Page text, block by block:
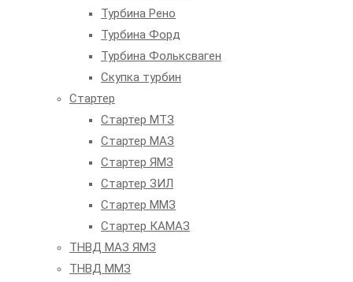
Турбина Рено
Турбина Форд
Турбина Фольксваген
Скупка турбин
Стартер
Стартер МТЗ
Стартер МАЗ
Стартер ЯМЗ
Стартер ЗИЛ
Стартер ММЗ
Стартер КАМАЗ
ТНВД МАЗ ЯМЗ
ТНВД ММЗ